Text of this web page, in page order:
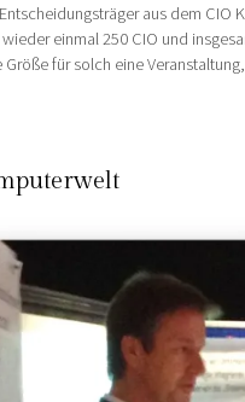
aus dem CIO
einmal 250 CIO und
für solch eine